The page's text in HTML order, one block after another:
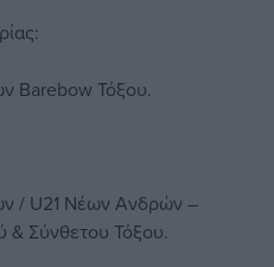
Barebow Τόξου.
/ U21 Νέων Ανδρών –
& Σύνθετου Τόξου.